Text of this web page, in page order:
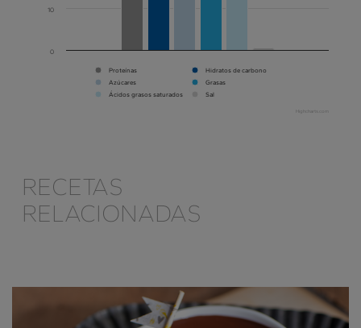
Proteínas
Hidratos de carbono
Azúcares
Grasas
Ácidos grasos saturados
Sal
0
10
Highcharts.com
RECETAS
RELACIONADAS